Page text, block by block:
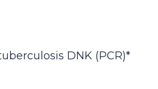
DNK (PCR)*